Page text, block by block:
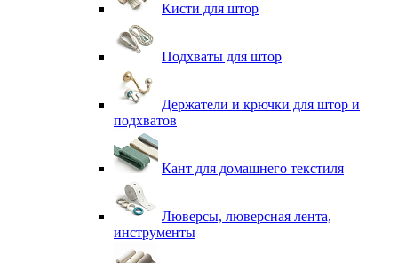
Кисти для штор
Подхваты для штор
Держатели и крючки для штор и
подхватов
Кант для домашнего текстиля
Люверсы, люверсная лента,
инструменты